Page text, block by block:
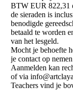
BTW EUR 822,31
de sieraden is
benodigde
betaald te worden
van het lesgeld.
Mocht je behoefte
je contact op
Aanmelden kan
of via
Teachers vind je